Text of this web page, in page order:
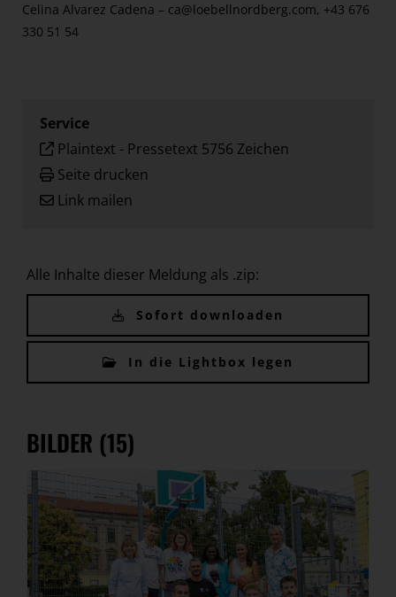
Celina Alvarez Cadena – ca@loebellnordberg.com, +43 676
330 51 54
Service
Plaintext - Pressetext 5756 Zeichen
Seite drucken
Link mailen
Alle Inhalte dieser Meldung als .zip:
Sofort downloaden
In die Lightbox legen
BILDER (15)